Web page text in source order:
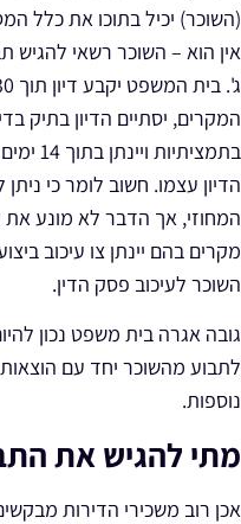
אין הוא – השוכר רשאי
המקרים, יסתיים הדיון בתיק
הדיון עצמו. חשוב לומר כי
המחוזי, אך הדבר לא מונע את
מקרים בהם יינתן צו עיכוב
השוכר לעיכוב פסק הדין.
גובה אגרה בית משפט נכון להיום
לתבוע מהשוכר יחד עם
נוספות.
מתי להגיש את
אכן רוב משכירי הדירות